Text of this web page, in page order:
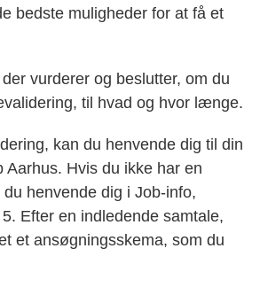
bedste muligheder for at få et
vurderer og beslutter, om du
til hvad og hvor længe.
kan du henvende dig til din
Aarhus. Hvis du ikke har en
henvende dig i Job-info,
Efter en indledende samtale,
et ansøgningsskema, som du